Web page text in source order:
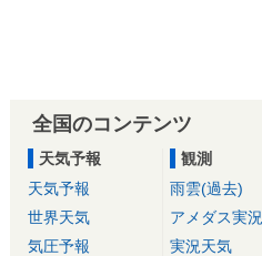
全国のコンテンツ
天気予報
天気予報
世界天気
気圧予報
観測
雨雲(過去)
アメダス実況
実況天気